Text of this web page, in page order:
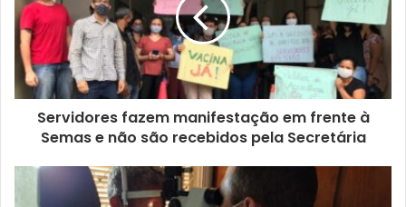
Servidores fazem manifestação em frente à
Semas e não são recebidos pela Secretária